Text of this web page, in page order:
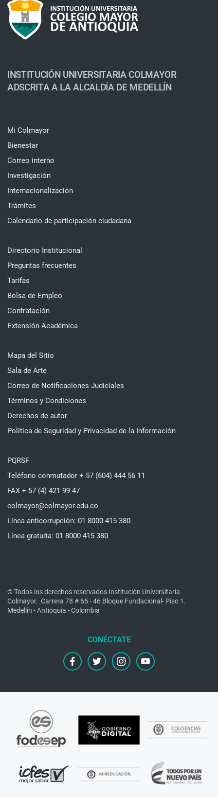
INSTITUCIÓN UNIVERSITARIA COLMAYOR
ADSCRITA A LA ALCALDÍA DE MEDELLÍN
Mi Colmayor
Bienestar
Correo interno
Investigación
Internacionalización
Trámites
Calendario de participación ciudadana
Directorio Institucional
Preguntas frecuentes
Tarifas
Bolsa de Empleo
Contratación
Extensión Académica
Mapa del Sitio
Sala de Arte
Correo de Notificaciones Judiciales
Términos y Condiciones
Derechos de autor
Política de Seguridad y Privacidad de la Información
PQRSF
Teléfono conmutador + 57 (604) 444 56 11
FAX + 57 (4) 421 99 47
colmayor@colmayor.edu.co
Línea anticorrupción: 01 8000 415 380
Línea gratuita: 01 8000 415 380
© Todos los derechos reservados Institución Universitaria
Colmayor. Carrera 78 # 65 - 46 Bloque Fundacional- Piso 1.
Medellín - Antioquia - Colombia
facebooktwitter instagramyoutube